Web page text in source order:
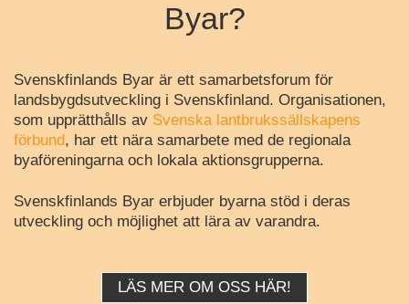
Byar?
Svenskfinlands Byar är ett samarbetsforum för
landsbygdsutveckling i Svenskfinland. Organisationen,
som upprätthålls av Svenska lantbrukssällskapens
förbund, har ett nära samarbete med de regionala
byaföreningarna och lokala aktionsgrupperna.
Svenskfinlands Byar erbjuder byarna stöd i deras
utveckling och möjlighet att lära av varandra.
LÄS MER OM OSS HÄR!